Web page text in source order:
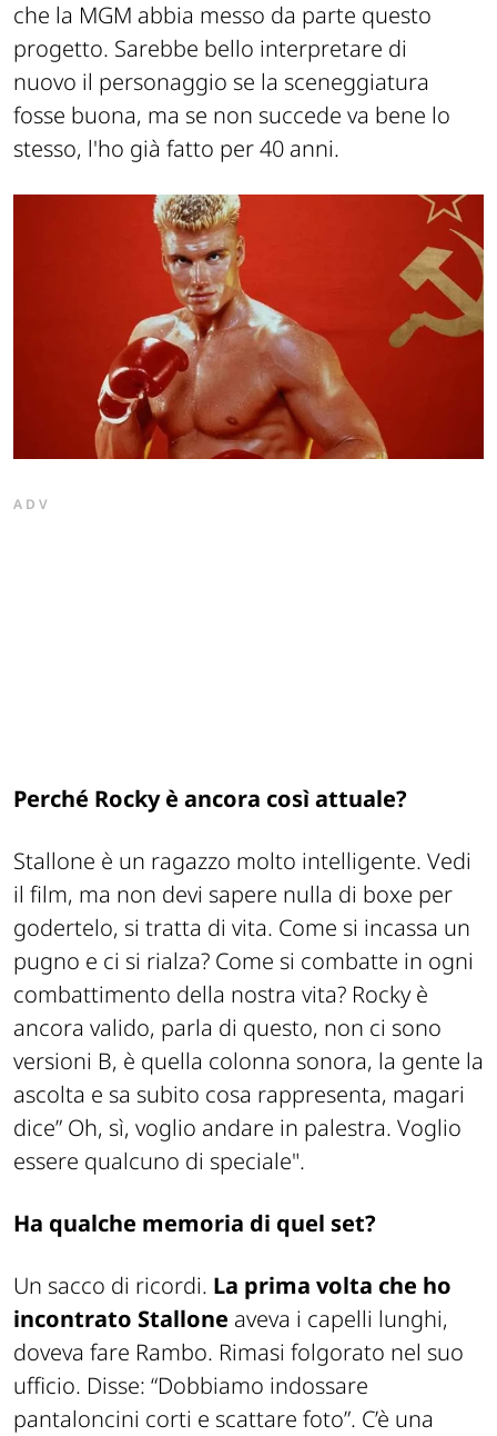
che la MGM abbia messo da parte questo
progetto. Sarebbe bello interpretare di
nuovo il personaggio se la sceneggiatura
fosse buona, ma se non succede va bene lo
stesso, l'ho già fatto per 40 anni.
ADV
Perché Rocky è ancora così attuale?
Stallone è un ragazzo molto intelligente. Vedi
il film, ma non devi sapere nulla di boxe per
godertelo, si tratta di vita. Come si incassa un
pugno e ci si rialza? Come si combatte in ogni
combattimento della nostra vita? Rocky è
ancora valido, parla di questo, non ci sono
versioni B, è quella colonna sonora, la gente la
ascolta e sa subito cosa rappresenta, magari
dice” Oh, sì, voglio andare in palestra. Voglio
essere qualcuno di speciale".
Ha qualche memoria di quel set?
Un sacco di ricordi. La prima volta che ho
incontrato Stallone aveva i capelli lunghi,
doveva fare Rambo. Rimasi folgorato nel suo
ufficio. Disse: “Dobbiamo indossare
pantaloncini corti e scattare foto”. C’è una